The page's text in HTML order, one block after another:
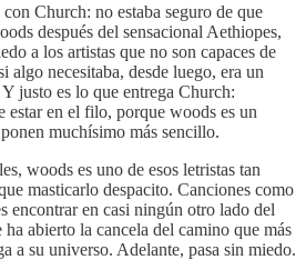
Church: no estaba seguro de que
después del sensacional Aethiopes,
a los artistas que no son capaces de
algo necesitaba, desde luego, era un
justo es lo que entrega Church:
estar en el filo, porque woods es un
muchísimo más sencillo.
woods es uno de esos letristas tan
masticarlo despacito. Canciones como
encontrar en casi ningún otro lado del
abierto la cancela del camino que más
a su universo. Adelante, pasa sin miedo.